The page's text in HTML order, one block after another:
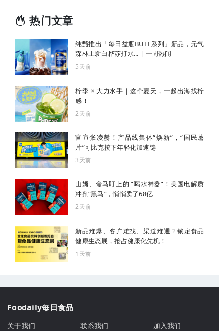
热门文章
纯甄推出「每日益瓶BUFF系列」新品，元气
森林上新白桦苏打水... | 一周热闻
5天前
柠季 × 大力水手｜这个夏天，一起出海找柠
感！
2天前
官宣张凌赫！产品线集体“焕新”，“国民薯
片”可比克按下年轻化加速键
3天前
山姆、盒马盯上的 “喝水神器”！美国电解质
冲剂“黑马”，悄悄卖了68亿
2天前
新品难爆、客户难找、渠道难通？锁定食品
健康生态展，抢占健康化先机！
1天前
Foodaily每日食品
关于我们 联系我们
加入我们